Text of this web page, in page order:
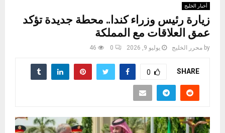
أخبار الخليج
زيارة رئيس وزراء كندا.. محطة جديدة تؤكد
عمق العلاقات مع المملكة
by محرر الخليج يوليو 9, 2026 0
46
SHARE
0